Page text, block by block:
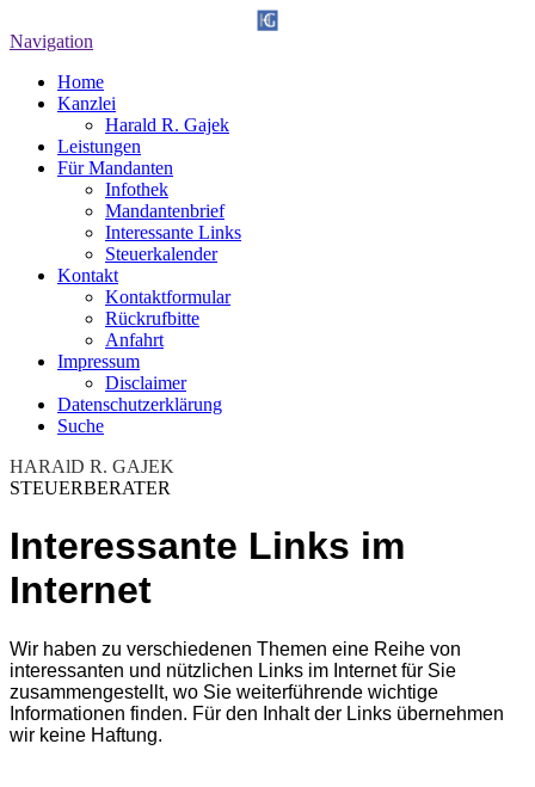
Navigation
Home
Kanzlei
Harald R. Gajek
Leistungen
Für Mandanten
Infothek
Mandantenbrief
Interessante Links
Steuerkalender
Kontakt
Kontaktformular
Rückrufbitte
Anfahrt
Impressum
Disclaimer
Datenschutzerklärung
Suche
HARAlD R. GAJEK
STEUERBERATER
Interessante Links im
Internet
Wir haben zu verschiedenen Themen eine Reihe von
interessanten und nützlichen Links im Internet für Sie
zusammengestellt, wo Sie weiterführende wichtige
Informationen finden. Für den Inhalt der Links übernehmen
wir keine Haftung.